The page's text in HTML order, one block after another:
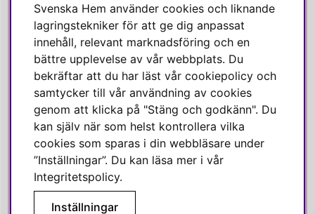
Instagram
Linkedin
Pinterest
SVENSKA HEM
Varmt välkommen till Svenska Hem!
Vi värdesätter våra kunder högt och finns här för att hjälpa dig
om du har några frågor eller vill ha inspiration.
Svenska Hem använder cookies och liknande
lagringstekniker för att ge dig anpassat
innehåll, relevant marknadsföring och en
bättre upplevelse av vår webbplats. Du
bekräftar att du har läst vår cookiepolicy och
samtycker till vår användning av cookies
genom att klicka på "Stäng och godkänn". Du
kan själv när som helst kontrollera vilka
cookies som sparas i din webbläsare under
”Inställningar”. Du kan läsa mer i vår
Integritetspolicy.
Inställningar